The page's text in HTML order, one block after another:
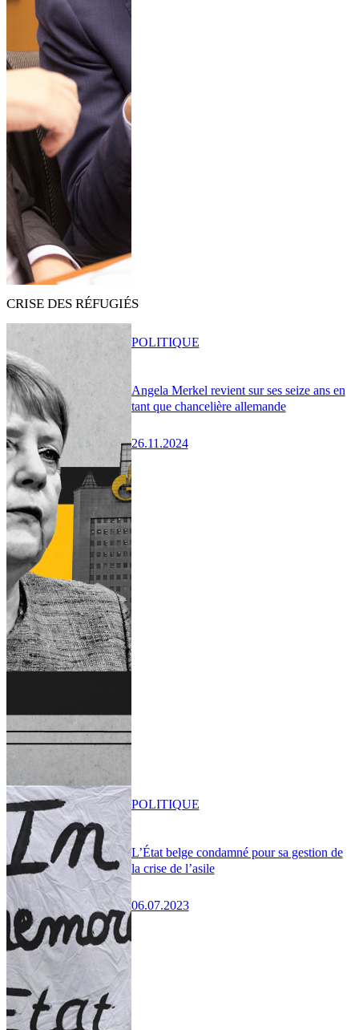
CRISE DES RÉFUGIÉS
Angela Merkel revient sur ses seize ans en
tant que chancelière allemande
26.11.2024
POLITIQUE
L’État belge condamné pour sa gestion de
la crise de l’asile
06.07.2023
POLITIQUE